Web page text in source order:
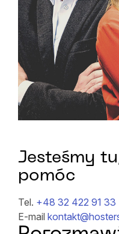
Jesteśmy
pomóc
Tel. +48 32 422 91 33
E-mail